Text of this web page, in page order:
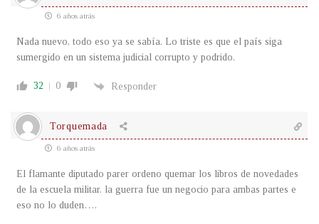
6 años atrás
Nada nuevo, todo eso ya se sabía. Lo triste es que el país siga
sumergido en un sistema judicial corrupto y podrido.
32 0 Responder
Torquemada
6 años atrás
El flamante diputado parer ordeno quemar los libros de novedades
de la escuela militar. la guerra fue un negocio para ambas partes e
eso no lo duden….